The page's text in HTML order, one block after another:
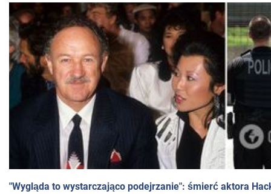
"Wygląda to wystarczająco podejrzanie": śmierć aktora